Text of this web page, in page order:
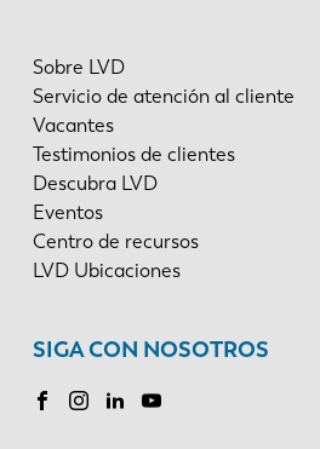
Sobre LVD
Servicio de atención al cliente
Vacantes
Testimonios de clientes
Descubra LVD
Eventos
Centro de recursos
LVD Ubicaciones
SIGA CON NOSOTROS